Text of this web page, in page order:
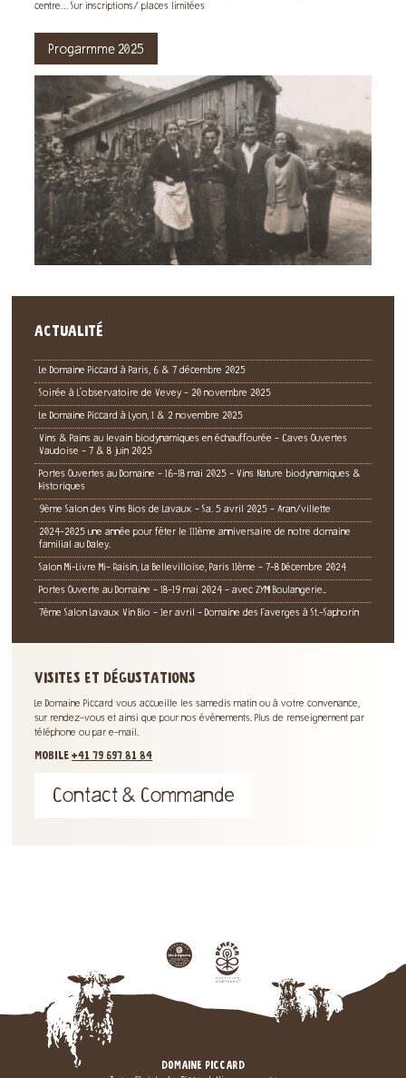
centre… Sur inscriptions/ places limitées
Progarmme 2025
ACTUALITÉ
Le Domaine Piccard à Paris, 6 & 7 décembre 2025
Soirée à L'observatoire de Vevey - 20 novembre 2025
Le Domaine Piccard à Lyon, 1 & 2 novembre 2025
Vins & Pains au levain biodynamiques en échauffourée - Caves Ouvertes
Vaudoise - 7 & 8 juin 2025
Portes Ouvertes au Domaine - 16-18 mai 2025 - Vins Nature biodynamiques &
Historiques
9ème Salon des Vins Bios de Lavaux - Sa. 5 avril 2025 - Aran/villette
2024-2025 une année pour fêter le 111ème anniversaire de notre domaine
familial au Daley.
Salon Mi-Livre Mi- Raisin, La Bellevilloise, Paris 11ème - 7-8 Décembre 2024
Portes Ouverte au Domaine - 18-19 mai 2024 - avec ZYMI Boulangerie..
7ème Salon Lavaux Vin Bio - 1er avril - Domaine des Faverges à St.-Saphorin
VISITES ET DÉGUSTATIONS
Le Domaine Piccard vous accueille les samedis matin ou à votre convenance,
sur rendez-vous et ainsi que pour nos évènements. Plus de renseignement par
téléphone ou par e-mail.
MOBILE+41 79 697 81 84
Contact & Commande
DOMAINE PICCARD